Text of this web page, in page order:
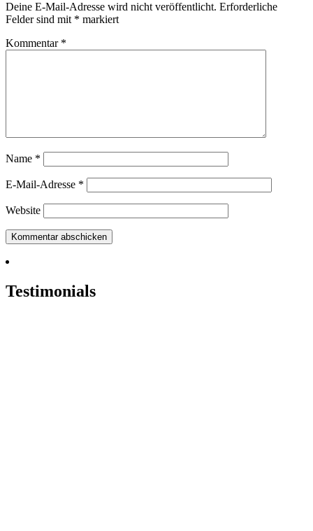
Deine E-Mail-Adresse wird nicht veröffentlicht. Erforderliche
Felder sind mit * markiert
Kommentar *
Name *
E-Mail-Adresse *
Website
Testimonials